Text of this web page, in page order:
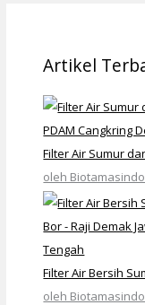
Artikel
Filter Air Sumur
oleh Biotamasindo
Filter Air Bersih
oleh Biotamasindo